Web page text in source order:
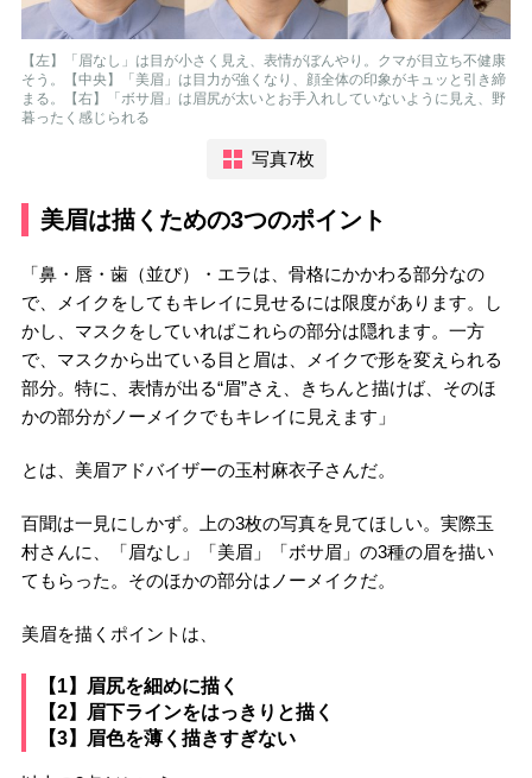
【左】「眉なし」は目が小さく見え、表情がぼんやり。クマが目立ち不健康
そう。【中央】「美眉」は目力が強くなり、顔全体の印象がキュッと引き締
まる。【右】「ボサ眉」は眉尻が太いとお手入れしていないように見え、野
暮ったく感じられる
写真7枚
美眉は描くための3つのポイント
「鼻・唇・歯（並び）・エラは、骨格にかかわる部分なの
で、メイクをしてもキレイに見せるには限度があります。し
かし、マスクをしていればこれらの部分は隠れます。一方
で、マスクから出ている目と眉は、メイクで形を変えられる
部分。特に、表情が出る“眉”さえ、きちんと描けば、そのほ
かの部分がノーメイクでもキレイに見えます」
とは、美眉アドバイザーの玉村麻衣子さんだ。
百聞は一見にしかず。上の3枚の写真を見てほしい。実際玉
村さんに、「眉なし」「美眉」「ボサ眉」の3種の眉を描い
てもらった。そのほかの部分はノーメイクだ。
美眉を描くポイントは、
【1】眉尻を細めに描く
【2】眉下ラインをはっきりと描く
【3】眉色を薄く描きすぎない